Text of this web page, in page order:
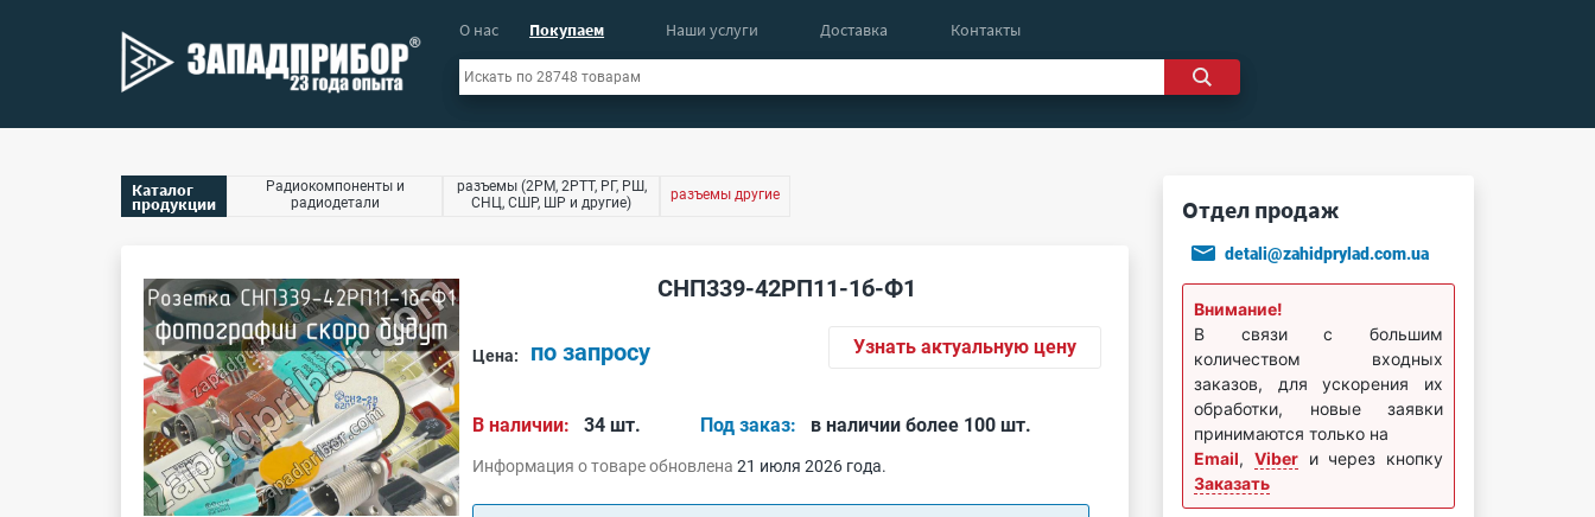
О нас Покупаем Наши услуги Доставка Контакты
Каталог
продукции
Радиокомпоненты и
радиодетали
разъемы (2РМ, 2РТТ, РГ, РШ,
СНЦ, СШР, ШР и другие)
разъемы другие
СНП339-42РП11-1б-Ф1
Цена: по запросу Узнать актуальную цену
В наличии: 34 шт. Под заказ: в наличии более 100 шт.
Информация о товаре обновлена21 июля 2026 года.
Отдел продаж
detali@zahidprylad.com.ua
Внимание!
В связи с большим
количеством входных
заказов, для ускорения их
обработки, новые заявки
принимаются только на
Email, Viberи через кнопку
Заказать